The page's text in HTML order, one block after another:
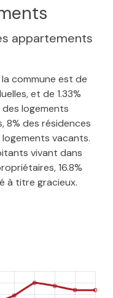
appartements
commune est de
et de 1.33%
logements
8% des résidences
vacants.
vivant dans
16.8%
à titre gracieux.